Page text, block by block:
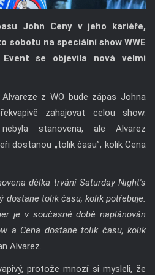
John Ceny v jeho kariéře,
sobotu na speciální show WWE
se objevila nová velmi
z WO bude zápas Johna
zahajovat celou show.
stanovena, ale Alvarez
dostanou „tolik času”, kolik Cena
délka trvání Saturday Night's
dostane tolik času, kolik potřebuje.
je v současné době naplánován
a Cena dostane tolik času, kolik
Alvarez.
protože mnozí si mysleli, že